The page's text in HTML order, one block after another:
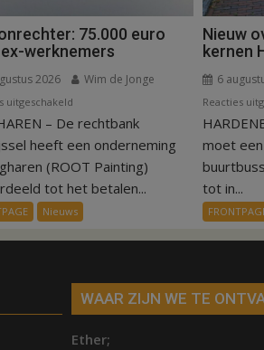
75.000 euro
werknemers
2026 Wim de Jonge
uitgeschakeld
Kantonrechter:
75.000
euro
ex-
werknemers
– De rechtbank
heeft een onderneming
(ROOT Painting)
tot het betalen...
Nieuws
Nieuw
kernen
6
Reacties
moet
tot in...
WAAR ZIJN WE TE
Ether;